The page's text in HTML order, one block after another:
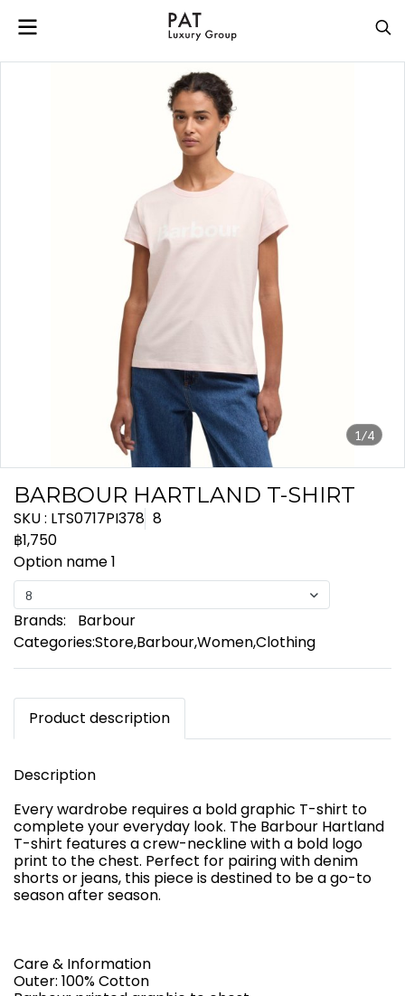
1/4
BARBOUR HARTLAND T-SHIRT
SKU : LTS0717PI378 8
฿1,750
Option name 1
8
Brands:
Barbour
Categories:Store,Barbour,Women,Clothing
Product description
Description
Every wardrobe requires a bold graphic T-shirt to
complete your everyday look. The Barbour Hartland
T-shirt features a crew-neckline with a bold logo
print to the chest. Perfect for pairing with denim
shorts or jeans, this piece is destined to be a go-to
season after season.
Care & Information
Outer: 100% Cotton